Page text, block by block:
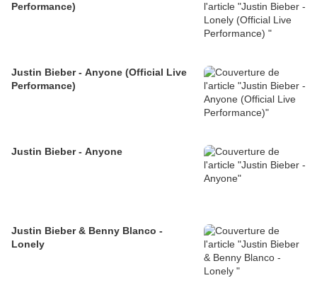
Performance)
Justin Bieber - Anyone (Official Live
Performance)
Justin Bieber - Anyone
Justin Bieber & Benny Blanco -
Lonely